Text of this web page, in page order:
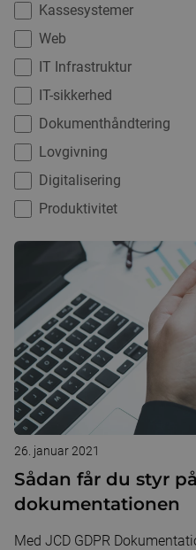
Kassesystemer
Web
IT Infrastruktur
IT-sikkerhed
Dokumenthåndtering
Lovgivning
Digitalisering
Produktivitet
26. januar 2021
Sådan får du styr
dokumentationen
Med JCD GDPR